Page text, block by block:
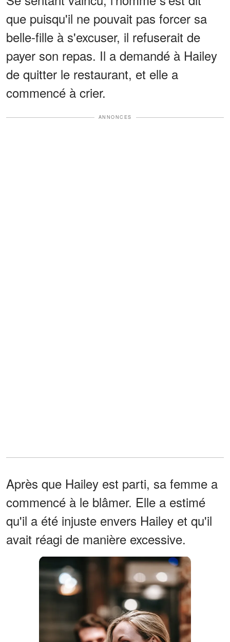
que puisqu'il ne pouvait pas forcer sa
belle-fille à s'excuser, il refuserait de
payer son repas. Il a demandé à Hailey
de quitter le restaurant, et elle a
commencé à crier.
ANNONCES
Après que Hailey est parti, sa femme a
commencé à le blâmer. Elle a estimé
qu'il a été injuste envers Hailey et qu'il
avait réagi de manière excessive.